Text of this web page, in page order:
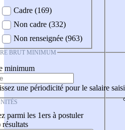
Cadre (169)
Non cadre (332)
Non renseignée (963)
BRUT MINIMUM
minimum
une périodicité pour le salaire saisi
parmi les 1ers à postuler
résultats